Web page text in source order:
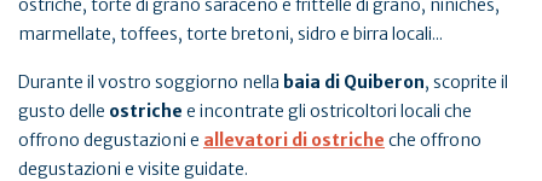
marmellate, toffees, torte bretoni, sidro e birra locali...
Durante il vostro soggiorno nella baia di Quiberon, scoprite il
gusto delle ostriche e incontrate gli ostricoltori locali che
offrono degustazioni e allevatori di ostriche che offrono
degustazioni e visite guidate.